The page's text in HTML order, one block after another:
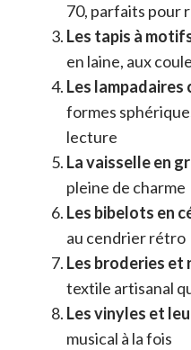
70, parfaits pour
Les tapis à
en laine, aux
Les lampadaires
formes
lecture
La vaisselle en
pleine de charme
Les bibelots en
au cendrier rétro
Les broderies et
textile artisanal
Les vinyles et
musical à la fois